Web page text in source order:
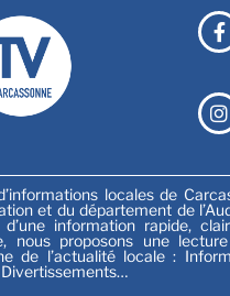
locales de
et du département de
d’une information rapide,
nous proposons une
de l’actualité locale :